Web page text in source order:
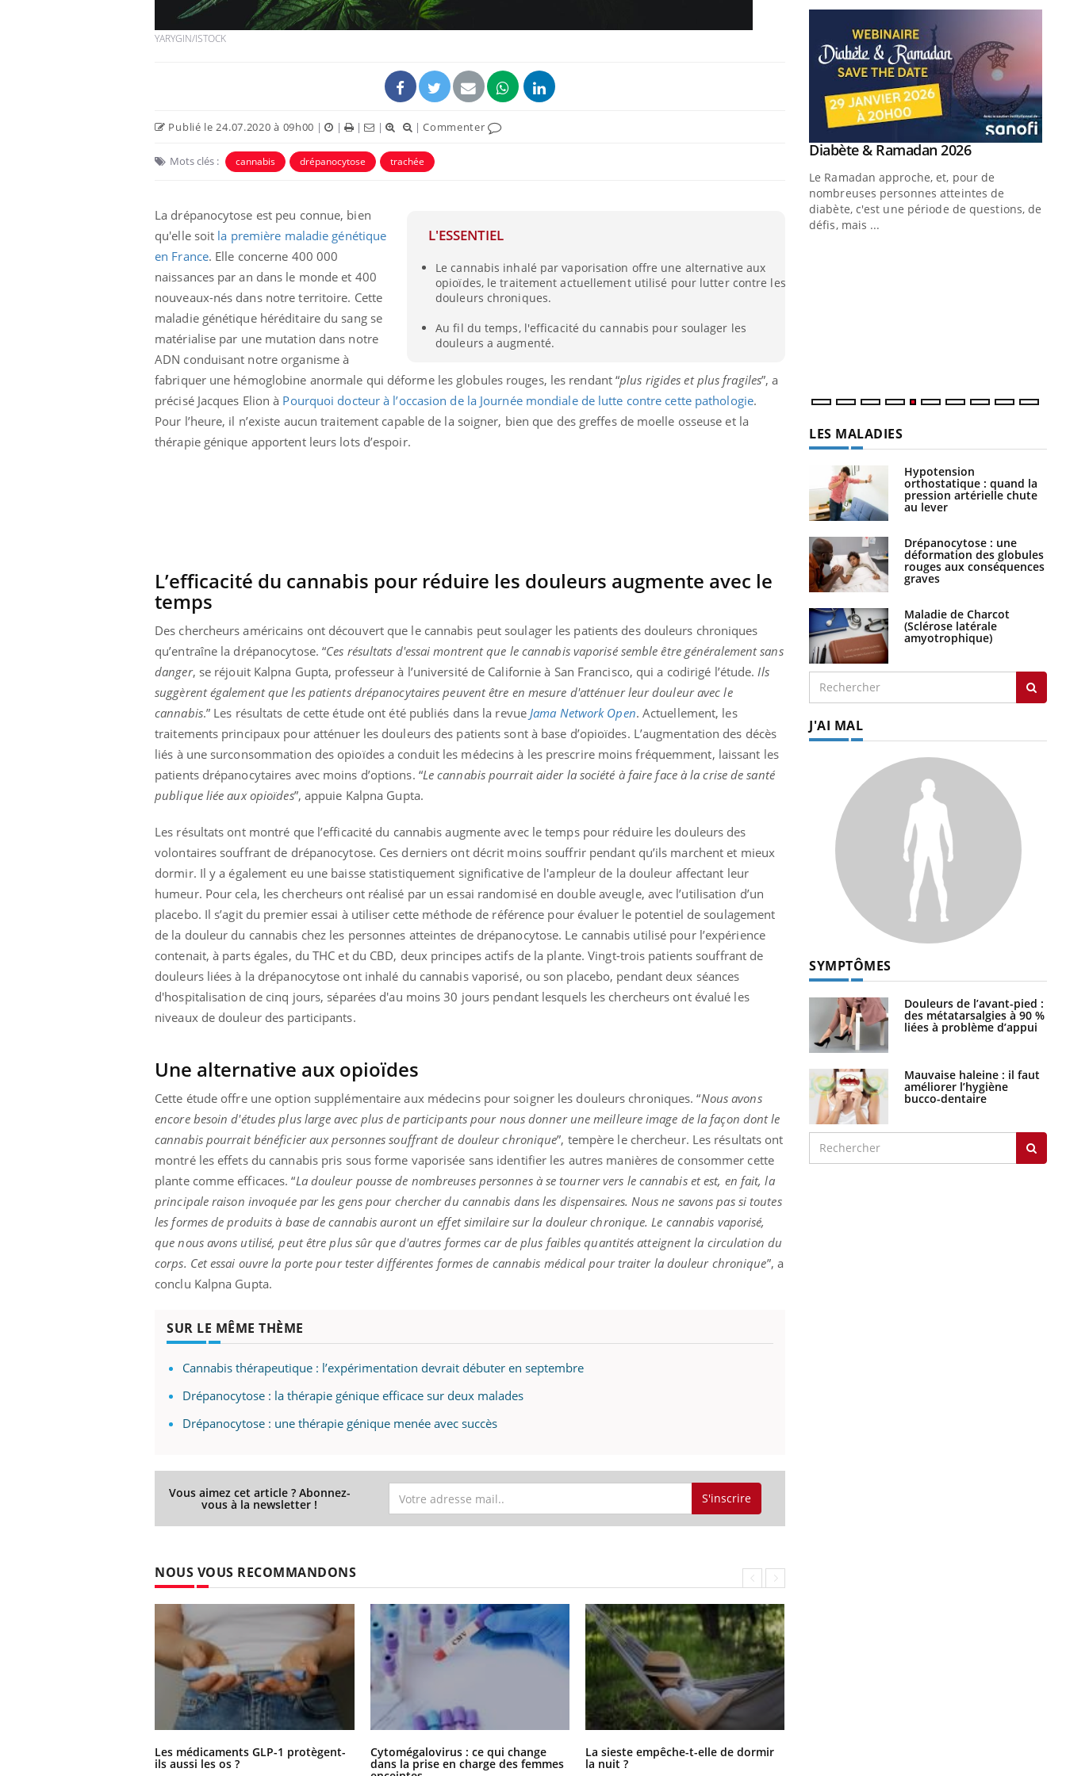
YARYGIN/ISTOCK
Publié le 24.07.2020 à 09h00 | | | | |Commenter
Mots clés : cannabis drépanocytose trachée
L'ESSENTIEL
Le cannabis inhalé par vaporisation offre une alternative aux
opioïdes, le traitement actuellement utilisé pour lutter contre les
douleurs chroniques.
Au fil du temps, l'efficacité du cannabis pour soulager les
douleurs a augmenté.
La drépanocytose est peu connue, bien
qu'elle soit la première maladie génétique
en France. Elle concerne 400 000
naissances par an dans le monde et 400
nouveaux-nés dans notre territoire. Cette
maladie génétique héréditaire du sang se
matérialise par une mutation dans notre
ADN conduisant notre organisme à
fabriquer une hémoglobine anormale qui déforme les globules rouges, les rendant “plus rigides et plus fragiles”, a
précisé Jacques Elion à Pourquoi docteur à l’occasion de la Journée mondiale de lutte contre cette pathologie.
Pour l’heure, il n’existe aucun traitement capable de la soigner, bien que des greffes de moelle osseuse et la
thérapie génique apportent leurs lots d’espoir.
L’efficacité du cannabis pour réduire les douleurs augmente avec le
temps
Des chercheurs américains ont découvert que le cannabis peut soulager les patients des douleurs chroniques
qu’entraîne la drépanocytose. “Ces résultats d'essai montrent que le cannabis vaporisé semble être généralement sans
danger, se réjouit Kalpna Gupta, professeur à l’université de Californie à San Francisco, qui a codirigé l’étude.Ils
suggèrent également que les patients drépanocytaires peuvent être en mesure d'atténuer leur douleur avec le
cannabis.” Les résultats de cette étude ont été publiés dans la revueJama Network Open. Actuellement, les
traitements principaux pour atténuer les douleurs des patients sont à base d’opioïdes. L’augmentation des décès
liés à une surconsommation des opioïdes a conduit les médecins à les prescrire moins fréquemment, laissant les
patients drépanocytaires avec moins d’options. “Le cannabis pourrait aider la société à faire face à la crise de santé
publique liée aux opioïdes”, appuie Kalpna Gupta.
Les résultats ont montré que l’efficacité du cannabis augmente avec le temps pour réduire les douleurs des
volontaires souffrant de drépanocytose. Ces derniers ont décrit moins souffrir pendant qu’ils marchent et mieux
dormir. Il y a également eu une baisse statistiquement significative de l'ampleur de la douleur affectant leur
humeur. Pour cela, les chercheurs ont réalisé par un essai randomisé en double aveugle, avec l’utilisation d’un
placebo. Il s’agit du premier essai à utiliser cette méthode de référence pour évaluer le potentiel de soulagement
de la douleur du cannabis chez les personnes atteintes de drépanocytose. Le cannabis utilisé pour l’expérience
contenait, à parts égales, du THC et du CBD, deux principes actifs de la plante. Vingt-trois patients souffrant de
douleurs liées à la drépanocytose ont inhalé du cannabis vaporisé, ou son placebo, pendant deux séances
d'hospitalisation de cinq jours, séparées d'au moins 30 jours pendant lesquels les chercheurs ont évalué les
niveaux de douleur des participants.
Une alternative aux opioïdes
Cette étude offre une option supplémentaire aux médecins pour soigner les douleurs chroniques. “Nous avons
encore besoin d'études plus large avec plus de participants pour nous donner une meilleure image de la façon dont le
cannabis pourrait bénéficier aux personnes souffrant de douleur chronique”, tempère le chercheur. Les résultats ont
montré les effets du cannabis pris sous forme vaporisée sans identifier les autres manières de consommer cette
plante comme efficaces. “La douleur pousse de nombreuses personnes à se tourner vers le cannabis et est, en fait, la
principale raison invoquée par les gens pour chercher du cannabis dans les dispensaires. Nous ne savons pas si toutes
les formes de produits à base de cannabis auront un effet similaire sur la douleur chronique. Le cannabis vaporisé,
que nous avons utilisé, peut être plus sûr que d'autres formes car de plus faibles quantités atteignent la circulation du
corps. Cet essai ouvre la porte pour tester différentes formes de cannabis médical pour traiter la douleur chronique”, a
conclu Kalpna Gupta.
SUR LE MÊME THÈME
Cannabis thérapeutique : l’expérimentation devrait débuter en septembre
Drépanocytose : la thérapie génique efficace sur deux malades
Drépanocytose : une thérapie génique menée avec succès
Vous aimez cet article ? Abonnez-
vous à la newsletter ! S'inscrire
NOUS VOUS RECOMMANDONS
Les médicaments GLP-1 protègent-
ils aussi les os ?
Cytomégalovirus : ce qui change
dans la prise en charge des femmes
La sieste empêche-t-elle de dormir
la nuit ?
Carence en fer : comprendre pour
Youtube
même alopécie… Les symptômes de la
carence en fer sont multiples ce qui la rend
Youtube
Insuline & Charge mentale : et si on
osait en parler??
reste entourée d'idées reçues chez les
patients comme parfois chez les soignants.
Youtube
Diabète & Ramadan 2026Youtube
Le Ramadan approche, et, pour de
nombreuses personnes atteintes de
diabète, c'est une période de questions, de
défis, mais ...
LES MALADIES
Hypotension
orthostatique : quand la
pression artérielle chute
au lever
Drépanocytose : une
déformation des globules
rouges aux conséquences
graves
Maladie de Charcot
(Sclérose latérale
amyotrophique)
J'AI MAL
SYMPTÔMES
Douleurs de l’avant-pied :
des métatarsalgies à 90 %
liées à problème d’appui
Mauvaise haleine : il faut
améliorer l’hygiène
bucco-dentaire